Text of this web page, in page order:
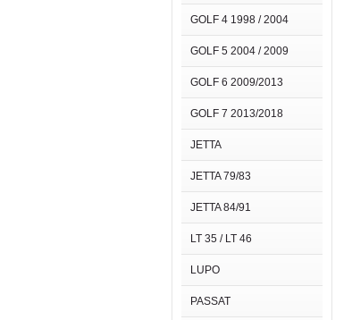
GOLF 4 1998 / 2004
GOLF 5 2004 / 2009
GOLF 6 2009/2013
GOLF 7 2013/2018
JETTA
JETTA 79/83
JETTA 84/91
LT 35 / LT 46
LUPO
PASSAT